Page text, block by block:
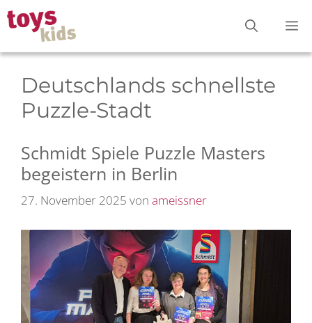
Zum
Inhalt
springen
Deutschlands schnellste
Puzzle-Stadt
Schmidt Spiele Puzzle Masters
begeistern in Berlin
27. November 2025 von ameissner